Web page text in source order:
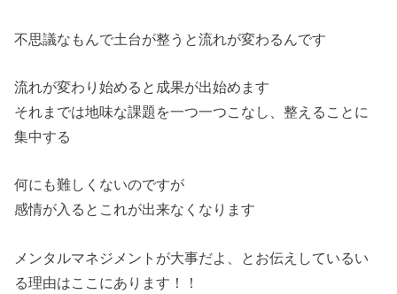
不思議なもんで土台が整うと流れが変わるんです
流れが変わり始めると成果が出始めます
それまでは地味な課題を一つ一つこなし、整えることに
集中する
何にも難しくないのですが
感情が入るとこれが出来なくなります
メンタルマネジメントが大事だよ、とお伝えしているい
る理由はここにあります！！